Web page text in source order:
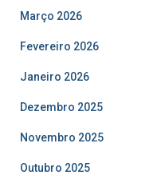
Março 2026
Fevereiro 2026
Janeiro 2026
Dezembro 2025
Novembro 2025
Outubro 2025